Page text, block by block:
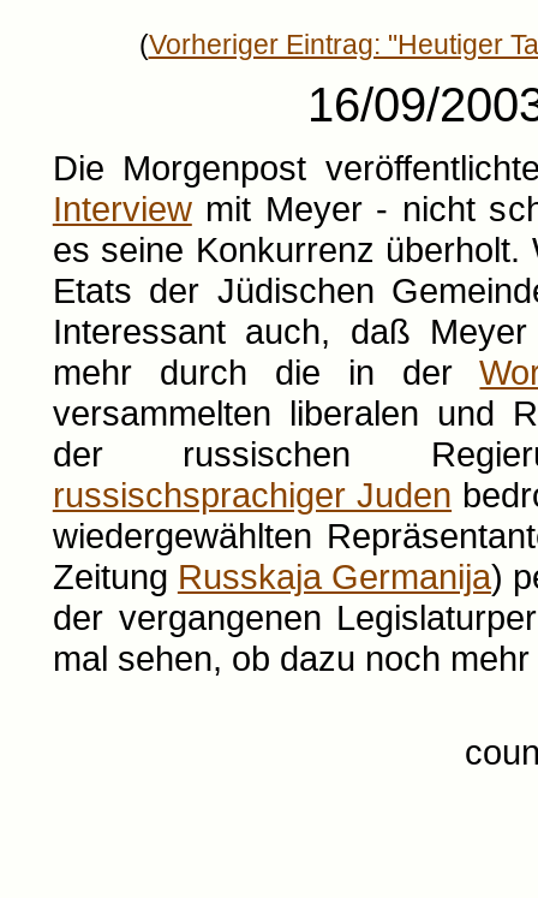
(Vorheriger Eintrag: "Heutiger
16/09/
Die Morgenpost
Interviewmit Meyer - nicht
es seine Konkurrenz
Etats der Jüdischen
Interessant auch, daß
mehr durch die in der
versammelten liberalen und
der russischen
russischsprachiger Juden
wiedergewählten
Zeitung Russkaja Germanija)
der vergangenen
mal sehen, ob dazu noch